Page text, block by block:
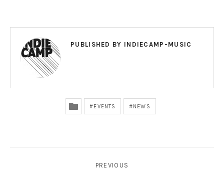
PUBLISHED BY INDIECAMP-MUSIC
EVENTS NEWS
PREVIOUS